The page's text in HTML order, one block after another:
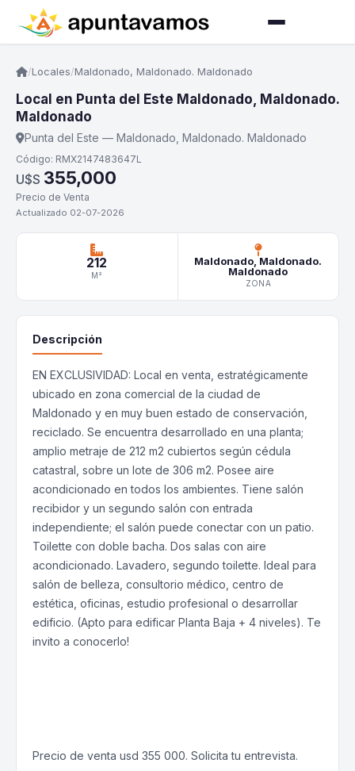
/Locales/Maldonado, Maldonado. Maldonado
Local en Punta del Este Maldonado, Maldonado.
Maldonado
Punta del Este — Maldonado, Maldonado. Maldonado
Código: RMX2147483647L
U$S 355,000
Precio de Venta
Actualizado 02-07-2026
212
M²
Maldonado, Maldonado.
Maldonado
ZONA
Descripción
EN EXCLUSIVIDAD: Local en venta, estratégicamente
ubicado en zona comercial de la ciudad de
Maldonado y en muy buen estado de conservación,
reciclado. Se encuentra desarrollado en una planta;
amplio metraje de 212 m2 cubiertos según cédula
catastral, sobre un lote de 306 m2. Posee aire
acondicionado en todos los ambientes. Tiene salón
recibidor y un segundo salón con entrada
independiente; el salón puede conectar con un patio.
Toilette con doble bacha. Dos salas con aire
acondicionado. Lavadero, segundo toilette. Ideal para
salón de belleza, consultorio médico, centro de
estética, oficinas, estudio profesional o desarrollar
edificio. (Apto para edificar Planta Baja + 4 niveles). Te
invito a conocerlo!
Precio de venta usd 355 000. Solicita tu entrevista.